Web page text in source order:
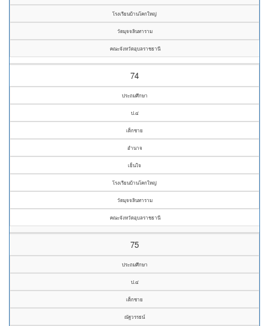
โรงเรียนบ้านโคกใหญ่
วัดมุจจลินทาราม
คณะจังหวัดอุบลราชธานี
74
ประถมศึกษา
ป.๔
เด็กชาย
อำนาจ
เย็นใจ
โรงเรียนบ้านโคกใหญ่
วัดมุจจลินทาราม
คณะจังหวัดอุบลราชธานี
75
ประถมศึกษา
ป.๔
เด็กชาย
ณัฐวรรธน์